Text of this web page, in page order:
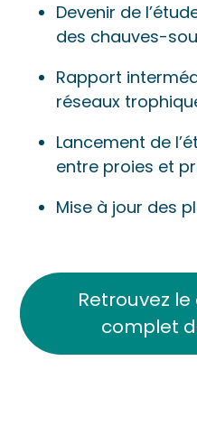
Devenir de
des chauves-
Rapport
réseaux
Lancement de
entre proies et
Mise à jour des
Retrouvez
complet